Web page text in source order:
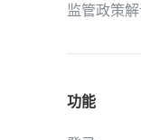
监管政策
功能